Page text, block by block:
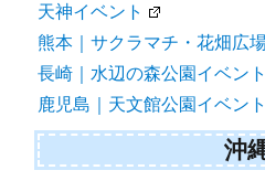
天神イベント
熊本｜サクラマチ・花畑広
長崎｜水辺の森公園イベント
鹿児島｜天文館公園イベント
沖